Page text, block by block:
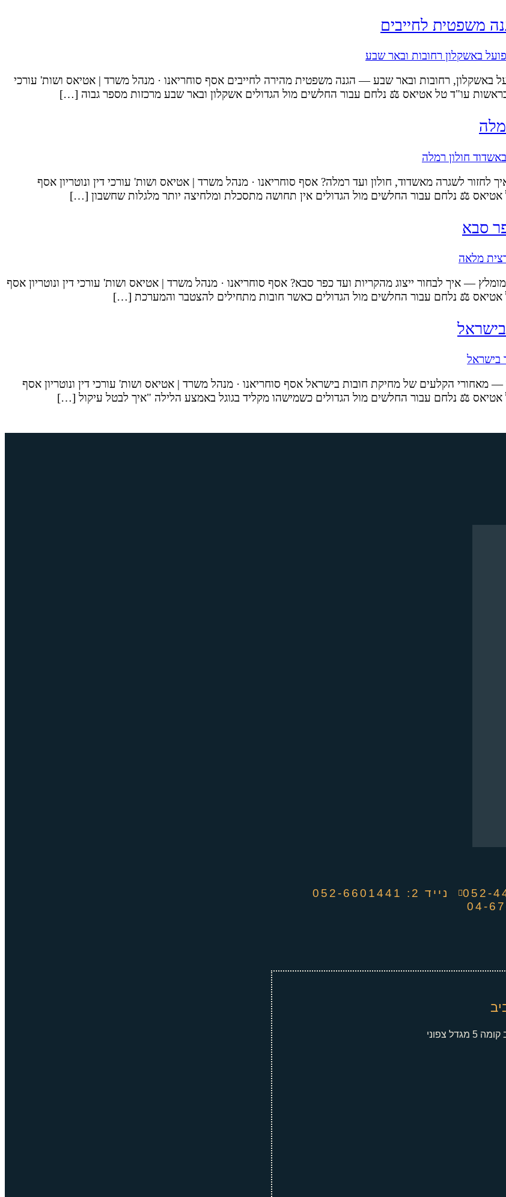
משפטית לחייבים
באשקלון, רחובות ובאר שבע — הגנה משפטית מהירה לחייבים אסף סוחריאנו · מנהל משרד | אטיאס ושות' עורכי
עו"ד טל אטיאס ⚖️ נלחם עבור החלשים מול הגדולים אשקלון ובאר שבע מרכזות מספר גבוה […]
לשגרה מאשדוד, חולון ועד רמלה? אסף סוחריאנו · מנהל משרד | אטיאס ושות' עורכי דין ונוטריון אסף
אטיאס ⚖️ נלחם עבור החלשים מול הגדולים אין תחושה מתסכלת ומלחיצה יותר מלגלות שחשבון […]
סבא
— איך לבחור ייצוג מהקריות ועד כפר סבא? אסף סוחריאנו · מנהל משרד | אטיאס ושות' עורכי דין ונוטריון אסף
אטיאס ⚖️ נלחם עבור החלשים מול הגדולים כאשר חובות מתחילים להצטבר והמערכת […]
הקלעים של מחיקת חובות בישראל אסף סוחריאנו · מנהל משרד | אטיאס ושות' עורכי דין ונוטריון אסף
אטיאס ⚖️ נלחם עבור החלשים מול הגדולים כשמישהו מקליד בגוגל באמצע הלילה "איך לבטל עיקול […]
נייד 2: 052-6601441